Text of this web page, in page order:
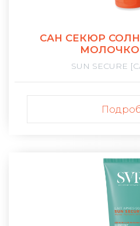
САН СЕКЮР
МОЛОЧКО
SUN SECURE